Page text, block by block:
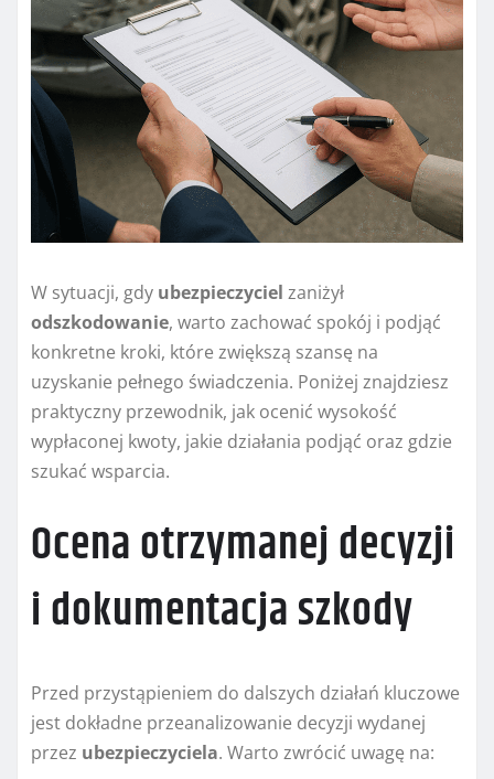
W sytuacji, gdy ubezpieczyciel zaniżył
odszkodowanie, warto zachować spokój i podjąć
konkretne kroki, które zwiększą szansę na
uzyskanie pełnego świadczenia. Poniżej znajdziesz
praktyczny przewodnik, jak ocenić wysokość
wypłaconej kwoty, jakie działania podjąć oraz gdzie
szukać wsparcia.
Ocena otrzymanej decyzji
i dokumentacja szkody
Przed przystąpieniem do dalszych działań kluczowe
jest dokładne przeanalizowanie decyzji wydanej
przez ubezpieczyciela. Warto zwrócić uwagę na: